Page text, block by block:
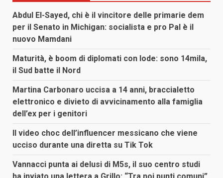
Abdul El-Sayed, chi è il vincitore delle primarie dem
per il Senato in Michigan: socialista e pro Pal è il
nuovo Mamdani
Maturità, è boom di diplomati con lode: sono 14mila,
il Sud batte il Nord
Martina Carbonaro uccisa a 14 anni, braccialetto
elettronico e divieto di avvicinamento alla famiglia
dell’ex per i genitori
Il video choc dell’influencer messicano che viene
ucciso durante una diretta su Tik Tok
Vannacci punta ai delusi di M5s, il suo centro studi
ha inviato una lettera a Grillo: “Tra noi punti comuni”